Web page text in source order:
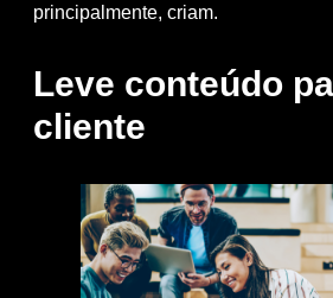
principalmente, criam.
Leve conteúdo
cliente